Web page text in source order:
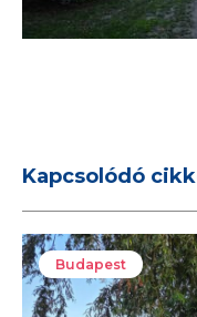
Kapcsolódó
Budapest